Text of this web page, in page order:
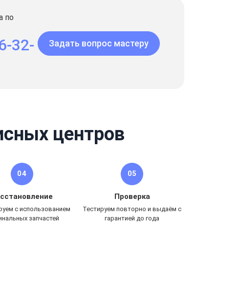
по
32-
Задать вопрос мастеру
центров
04
с использованием
запчастей
05
Проверка
Тестируем повторно и выдаём с
гарантией до года